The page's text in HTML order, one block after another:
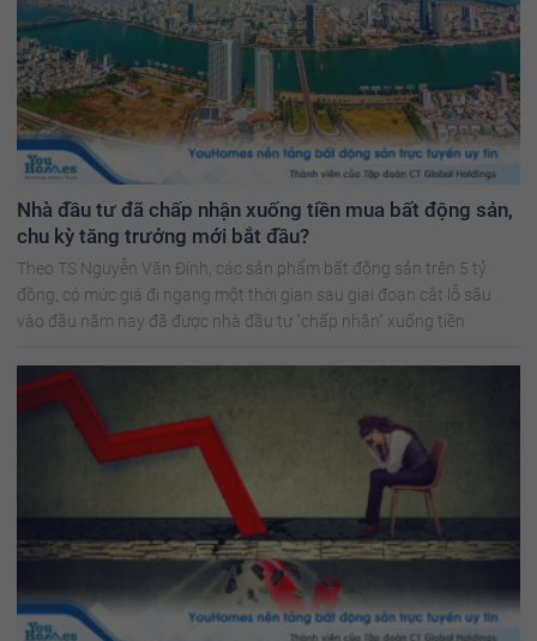
Nhà đầu tư đã chấp nhận xuống tiền mua bất động sản,
chu kỳ tăng trưởng mới bắt đầu?
Theo TS Nguyễn Văn Đính, các sản phẩm bất động sản trên 5 tỷ
đồng, có mức giá đi ngang một thời gian sau giai đoạn cắt lỗ sâu
vào đầu năm nay đã được nhà đầu tư "chấp nhận" xuống tiền